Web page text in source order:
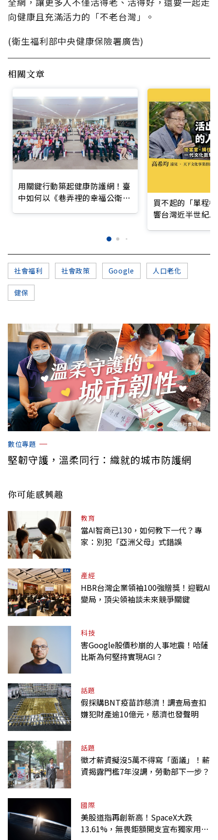
向健康且充滿活力的「不老台灣」。
(衛生福利部中央健康保險署廣告)
相關文章
用關鍵行動築起健康防護網！臺
中如何以《巷弄裡的幸福公衛》
買不起的「單程
響台灣近半世紀
社會福利 社會政策 Google 人口老化
健保
數位專題
堅韌守護，溫柔同行：織就的城市防護網
你可能感興趣
教育
當AI智商已130，如何教下一代？專
家：別犯「亞洲父母」式錯誤
產經
HBR台灣企業領袖100強贈獎！迎戰AI
變局，頂尖領袖談未來競爭關鍵
科技
害Google股價秒崩的人事地震！哈薩
比斯為何堅持實現AGI？
話題
假採購BNT疫苗詐慈濟！調查局查扣
嫌犯財產逾10億元，慈濟也發聲明
話題
徵才薪資擬沒5萬不得寫「面議」！薪
資揭露門檻7年沒調，勞動部下一步？
國際
美股道指再創新高！SpaceX大跌
13.61%，無畏鉅額開支宣布獨家用輝